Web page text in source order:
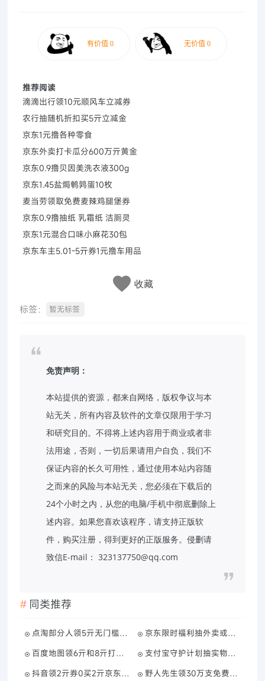
推荐阅读
滴滴出行领10元顺风车立减券
农行抽随机折扣买5亓立减金
京东1元撸各种零食
京东外卖打卡瓜分600万亓黄金
京东0.9撸贝因美洗衣液300g
京东1.45盐焗鹌鹑蛋10枚
麦当劳领取免费麦辣鸡腿堡券
京东0.9撸抽纸 乳霜纸 洁厕灵
京东1元混合口味小麻花30包
京东车主5.01-5亓券1元撸车用品
收藏
标签： 暂无标签
免责声明：
本站提供的资源，都来自网络，版权争议与本
站无关，所有内容及软件的文章仅限用于学习
和研究目的。不得将上述内容用于商业或者非
法用途，否则，一切后果请用户自负，我们不
保证内容的长久可用性，通过使用本站内容随
之而来的风险与本站无关，您必须在下载后的
24个小时之内，从您的电脑/手机中彻底删除上
述内容。如果您喜欢该程序，请支持正版软
件，购买注册，得到更好的正版服务。侵删请
致信E-mail： 323137750@qq.com
同类推荐
点淘部分人领5亓无门槛红包
京东限时福利抽外卖或洗车券
百度地图领6亓和8亓打车券
支付宝守护计划抽实物或会员
抖音领2亓券0买2亓京东E卡
野人先生领30万支免费冰淇淋